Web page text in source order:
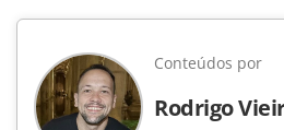
Conteúdos por
Rodrigo